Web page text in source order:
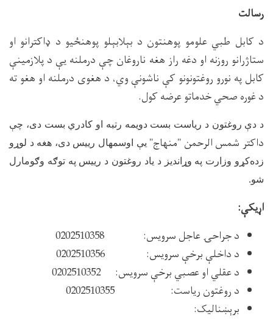
رسالت
د کابل طبي علومو پوهنتون د بېلابېلو پوهنځیو د ډاکترانو او
ستاژرانو روزنه او دغه راز هغه ناروغان چې درملنه یې د پلازمینې
کابل په نورو روغتونونو کې ناشونې وي، د هغوی درملنه او هغو ته
د غوره صحي خدماتو عرضه کول.
د دې روغتون د ریاست بست دویمه رتبه او کادري بست دی، چې
داکتر شمس الرحمن "منهاج" یې اوسمهال رییس دی، هغهد لوړو
زده‌کړو وزارت په وړاندیز د یاد روغتون د رییس په توګه وګومارل
شو.
اړیکې:
د جراحۍ عاجل سرويس: 0202510358
د داخلې برخې سرویس: 0202510356
د عقلي او عصبي برخې سرویس: 0202510352
د روغتون ریاست: 0202510355
برېښنالیک: